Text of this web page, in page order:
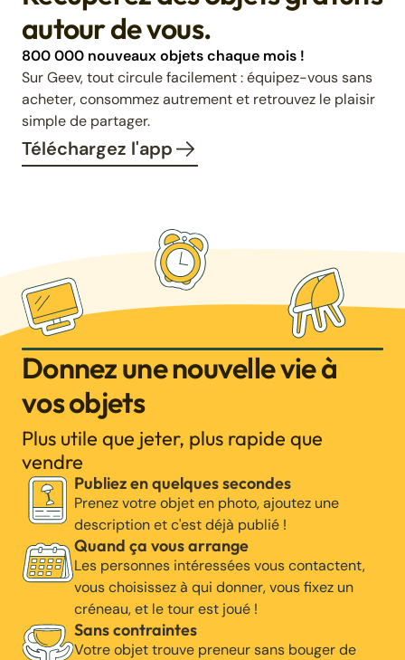
autour de vous.
800 000 nouveaux objets chaque mois !
Sur Geev, tout circule facilement : équipez-vous sans
acheter, consommez autrement et retrouvez le plaisir
simple de partager.
Téléchargez l'app
Donnez une nouvelle vie à
vos objets
Plus utile que jeter, plus rapide que
vendre
Publiez en quelques secondes
Prenez votre objet en photo, ajoutez une
description et c'est déjà publié !
Quand ça vous arrange
Les personnes intéressées vous contactent,
vous choisissez à qui donner, vous fixez un
créneau, et le tour est joué !
Sans contraintes
Votre objet trouve preneur sans bouger de